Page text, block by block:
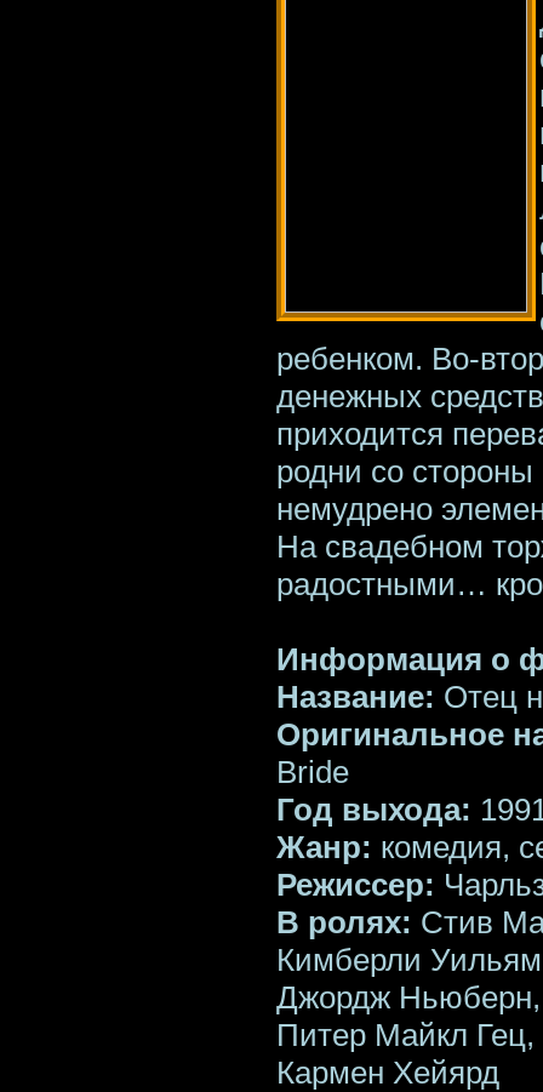
ребенком. Во-
денежных
приходится
родни со стороны
немудрено
На свадебном
радостными…
Информация о
Название: Отец
Оригинальное
Bride
Год выхода:
Жанр: комедия,
Режиссер:
В ролях: Стив
Кимберли
Джордж
Питер Майкл Гец,
Кармен Хейярд